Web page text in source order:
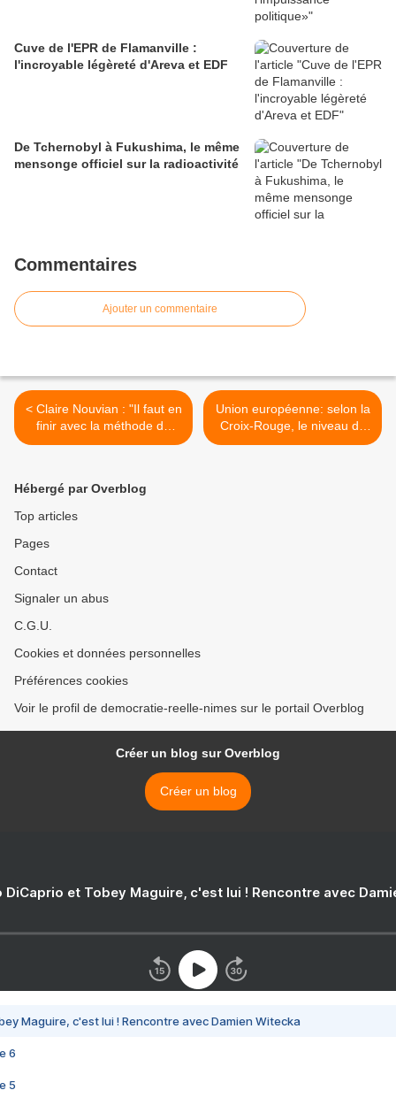
Cuve de l'EPR de Flamanville :
l'incroyable légèreté d'Areva et EDF
De Tchernobyl à Fukushima, le même
mensonge officiel sur la radioactivité
Commentaires
Ajouter un commentaire
< Claire Nouvian : "Il faut en
finir avec la méthode de
pêche la plus destructrice
réglement visant à interdire
le chalutage profond
Union européenne: selon la
Croix-Rouge, le niveau de
pauvreté est proche de
Hébergé par Overblog
Top articles
Pages
Contact
Signaler un abus
C.G.U.
Cookies et données personnelles
Préférences cookies
Voir le profil de democratie-reelle-nimes sur le portail Overblog
Créer un blog sur Overblog
Créer un blog
DiCaprio et Tobey Maguire, c'est lui ! Rencontre avec
Maguire, c'est lui ! Rencontre avec Damien Witecka
6
5